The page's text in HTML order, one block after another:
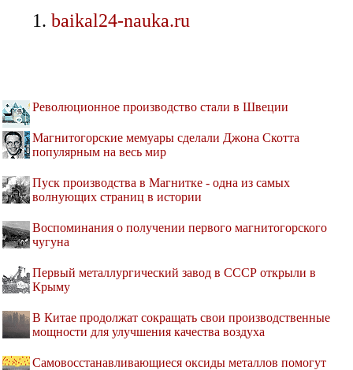
baikal24-nauka.ru
Революционное производство стали в Швеции
Магнитогорские мемуары сделали Джона Скотта
популярным на весь мир
Пуск производства в Магнитке - одна из самых
волнующих страниц в истории
Воспоминания о получении первого магнитогорского
чугуна
Первый металлургический завод в СССР открыли в
Крыму
В Китае продолжат сокращать свои производственные
мощности для улучшения качества воздуха
Самовосстанавливающиеся оксиды металлов помогут